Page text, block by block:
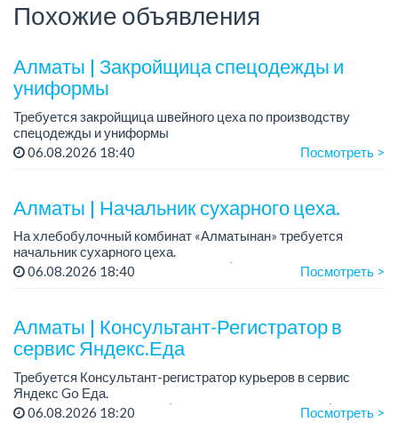
Похожие объявления
Алматы | Закройщица спецодежды и
униформы
Требуется закройщица швейного цеха по производству
спецодежды и униформы
Рабочий день с 9:00 до 18:00
06.08.2026 18:40 Посмотреть >
Алматы | Начальник сухарного цеха.
На хлебобулочный комбинат «Алматынан» требуется
начальник сухарного цеха.
Зарплата: от 300 000 тенге на руки (обсуждается на
Требования: оп...
06.08.2026 18:40 Посмотреть >
Алматы | Консультант-Регистратор в
сервис Яндекс.Еда
Требуется Консультант-регистратор курьеров в сервис
Яндекс Go Еда.
Условия: работа в офисе (Абылай хана - Макатаева).
06.08.2026 18:20 Посмотреть >